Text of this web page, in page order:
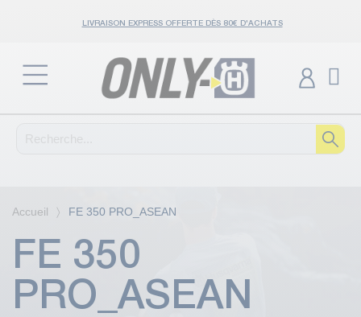
LIVRAISON EXPRESS OFFERTE DÈS 80€ D'ACHATS
Accueil FE 350 PRO_ASEAN
FE 350
PRO_ASEAN